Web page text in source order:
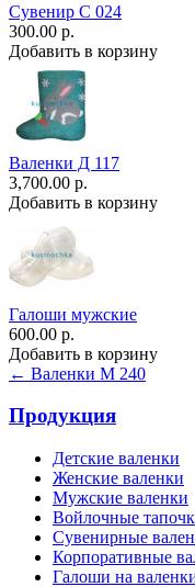
Сувенир С 024
300.00 р.
Добавить в корзину
Валенки Д 117
3,700.00 р.
Добавить в корзину
Галоши мужские
600.00 р.
Добавить в корзину
← Валенки М 240
Продукция
Детские валенки
Женские валенки
Мужские валенки
Войлочные
Сувенирные
Корпоративные
Галоши на